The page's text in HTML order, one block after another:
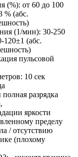
(%): от 60 до 100
% (абс.
(1/мин): 30-250
120±1 (абс.
пульсовой
10 сек
разрядка
яркости
пределу
/ отсутствию
(плохому